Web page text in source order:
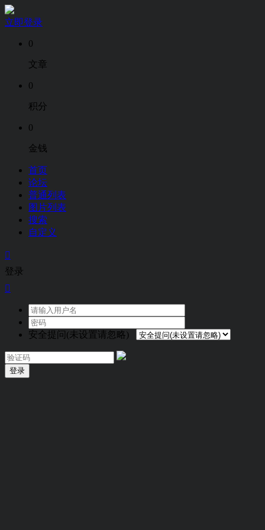
立即登录
0
文章
0
积分
0
金钱
首页
论坛
普通列表
图片列表
搜索
自定义

登录

安全提问(未设置请忽略)
登录